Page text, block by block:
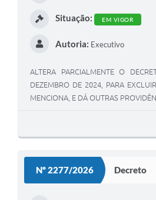
Situação: EM VIGOR
Autoria: Executivo
ALTERA PARCIALMENTE O
DEZEMBRO DE 2024, PARA
MENCIONA, E DÁ OUTRAS
Nº 2277/2026 Decreto